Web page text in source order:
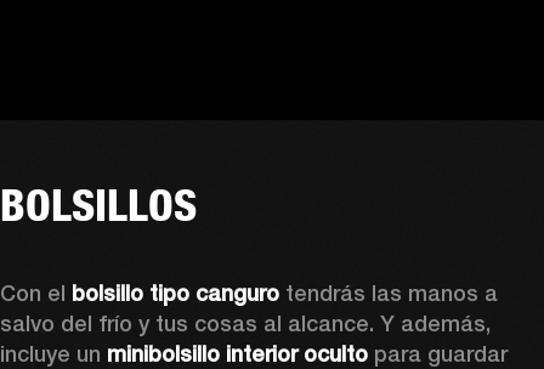
BOLSILLOS
Con el bolsillo tipo canguro tendrás las manos a
salvo del frío y tus cosas al alcance. Y además,
incluye un minibolsillo interior oculto para guardar